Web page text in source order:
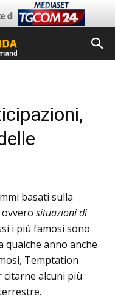
basati sulla
situazioni di
i più famosi sono
qualche anno anche
Temptation
citarne alcuni più